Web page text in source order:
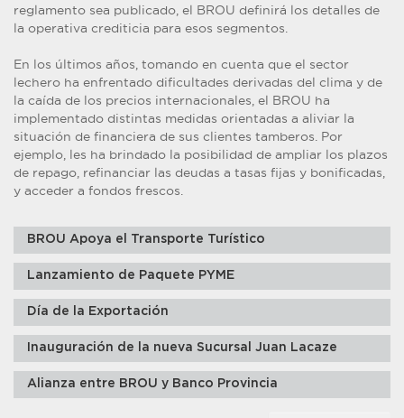
reglamento sea publicado, el BROU definirá los detalles de
la operativa crediticia para esos segmentos.
En los últimos años, tomando en cuenta que el sector
lechero ha enfrentado dificultades derivadas del clima y de
la caída de los precios internacionales, el BROU ha
implementado distintas medidas orientadas a aliviar la
situación de financiera de sus clientes tamberos. Por
ejemplo, les ha brindado la posibilidad de ampliar los plazos
de repago, refinanciar las deudas a tasas fijas y bonificadas,
y acceder a fondos frescos.
BROU Apoya el Transporte Turístico
Lanzamiento de Paquete PYME
Día de la Exportación
Inauguración de la nueva Sucursal Juan Lacaze
Alianza entre BROU y Banco Provincia